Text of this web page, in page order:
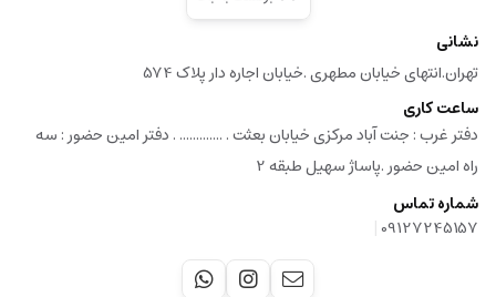
نشانی
تهران.انتهای خیابان مطهری .خیابان اجاره دار پلاک 574
ساعت کاری
دفتر غرب : جنت آباد مرکزی خیابان بعثت . ............. . دفتر امین حضور : سه
راه امین حضور .پاساژ سهیل طبقه 2
شماره تماس
09127245157
|